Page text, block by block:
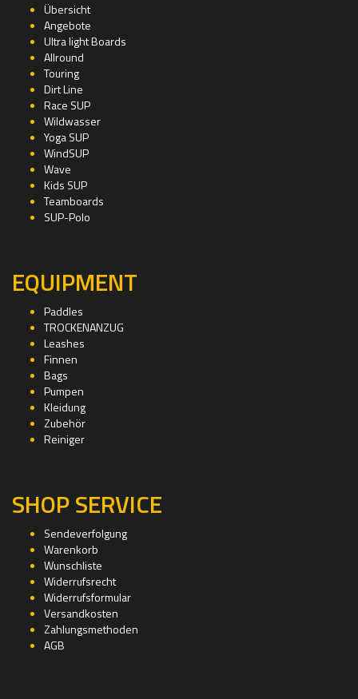
Übersicht
Angebote
Ultra light Boards
Allround
Touring
Dirt Line
Race SUP
Wildwasser
Yoga SUP
WindSUP
Wave
Kids SUP
Teamboards
SUP-Polo
EQUIPMENT
Paddles
TROCKENANZUG
Leashes
Finnen
Bags
Pumpen
Kleidung
Zubehör
Reiniger
SHOP SERVICE
Sendeverfolgung
Warenkorb
Wunschliste
Widerrufsrecht
Widerrufsformular
Versandkosten
Zahlungsmethoden
AGB